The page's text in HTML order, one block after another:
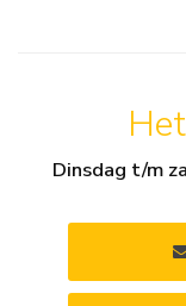
Dinsdag t/m